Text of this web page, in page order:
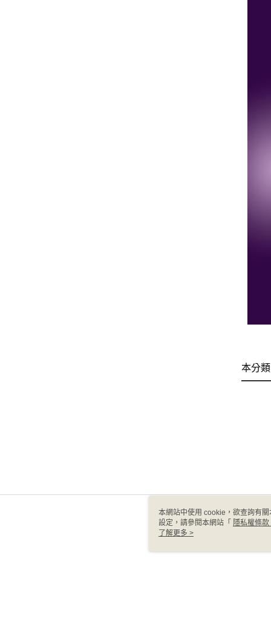
本分
本網站中使用 cookie，欲查詢有
設定，請參閱本網站「 隱私權條款
使用 cookie。
了解更多 >